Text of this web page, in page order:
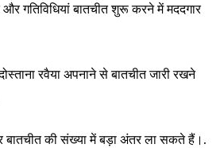
गतिविधियां बातचीत शुरू करने में मददगार
रवैया अपनाने से बातचीत जारी रखने
की संख्या में बड़ा अंतर ला सकते हैं।.